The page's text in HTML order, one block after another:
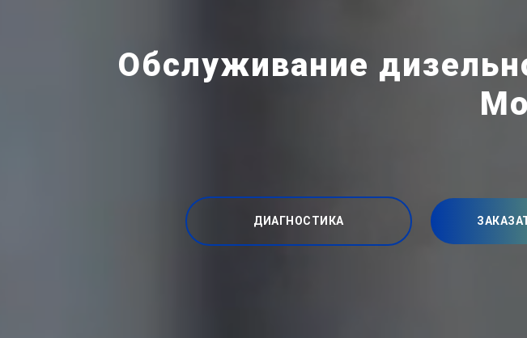
Обслуживание
ДИАГНОСТИКА